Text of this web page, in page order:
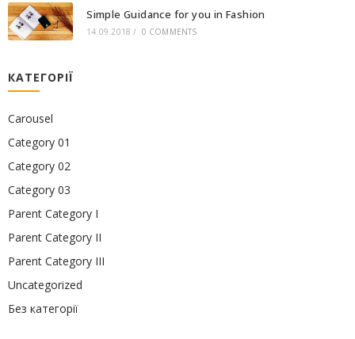
Simple Guidance for you in Fashion
14.09.2018 / 0 COMMENTS
КАТЕГОРІЇ
Carousel
Category 01
Category 02
Category 03
Parent Category I
Parent Category II
Parent Category III
Uncategorized
Без категорії